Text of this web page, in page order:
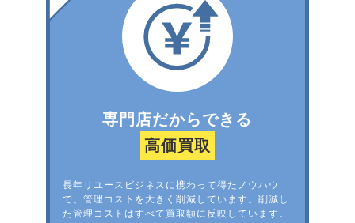
専門店だからできる
高価買取
長年リユースビジネスに携わって得たノウハウ
で、管理コストを大きく削減しています。削減し
た管理コストはすべて買取額に反映しています。